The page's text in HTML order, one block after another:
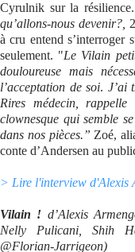
Cyrulnik sur la
qu’allons-nous devenir?,
à cru entend s’interroger
seulement. "Le Vilain
douloureuse mais
l’acceptation de soi. J’ai
Rires médecin,
clownesque qui semble
dans nos pièces.” Zoé,
conte d’Andersen au
> Lire l'interview d'Alexis
Vilain ! d’Alexis
Nelly Pulicani, Shih
@Florian-Jarrigeon)